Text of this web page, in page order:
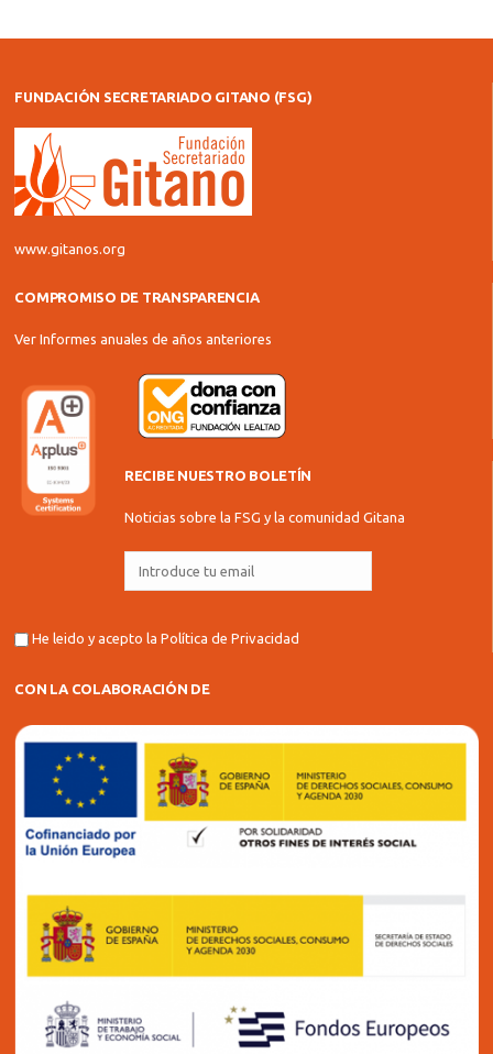
FUNDACIÓN SECRETARIADO GITANO (FSG)
www.gitanos.org
COMPROMISO DE TRANSPARENCIA
Ver Informes anuales de años anteriores
RECIBE NUESTRO BOLETÍN
Noticias sobre la FSG y la comunidad Gitana
He leido y acepto laPolítica de Privacidad
CON LA COLABORACIÓN DE